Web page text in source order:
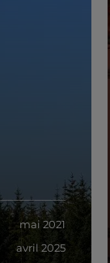
mai 2021
avril 2025